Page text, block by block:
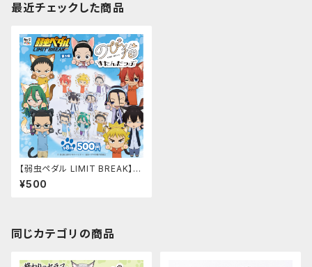
最近チェックした商品
【弱虫ペダル LIMIT BREAK】の
び猫すたんだっぷ（第3弾）
¥500
同じカテゴリの商品